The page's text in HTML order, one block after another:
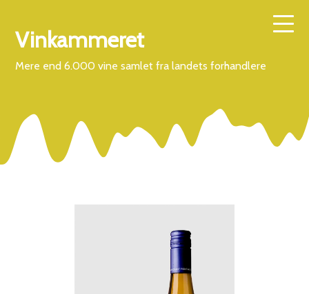
Vinkammeret
Mere end 6.000 vine samlet fra landets forhandlere